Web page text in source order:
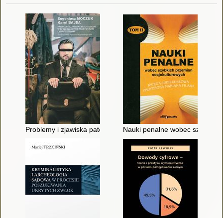
Problemy i zjawiska patologiczne w społeczeństwie
Nauki penalne wobec